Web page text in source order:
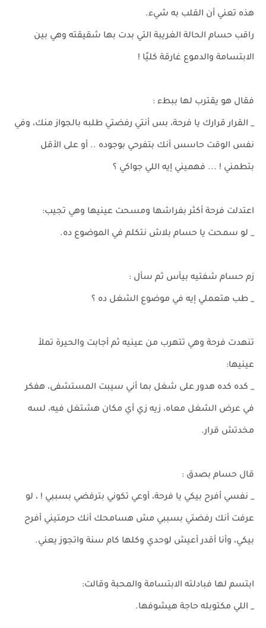
هذه تعني أن القلب به شيء.
راقب حسام الحالة الغريبة التي بدت بها شقيقته وهي بين
الابتسامة والدموع غارقة كليًا !
فقال هو يقترب لها ببطء :
_ القرار قرارك يا فرحة، بس أنتي رفضتي طلبه بالجواز منك، وفي
نفس الوقت حاسس أنك بتفرحي بوجوده .. أو على الأقل
بتطمني ! ... فهميني إيه اللي جواكي ؟
اعتدلت فرحة أكثر بفراشها ومسحت عينيها وهي تجيب:
_ لو سمحت يا حسام بلاش نتكلم في الموضوع ده.
زم حسام شفتيه بيأس ثم سأل :
_ طب هتعملي إيه في موضوع الشغل ده ؟
تنهدت فرحة وهي تتهرب من عينيه ثم أجابت والحيرة تملأ
عينيها:
_ كده كده هدور على شغل بما أني سيبت المستشفى، هفكر
في عرض الشغل معاه، زيه زي أي مكان هشتغل فيه، لسه
مخدتش قرار.
قال حسام بصدق :
_ نفسي أفرح بيكي يا فرحة، أوعي تكوني بترفضي بسببي ! ، لو
عرفت أنك رفضتي بسببي مش هسامحك أنك حرمتيني أفرح
بيكي، وأنا أقدر أعيش لوحدي وكلها كام سنة واتجوز يعني.
ابتسم لها فبادلته الابتسامة والمحبة وقالت:
_ اللي مكتوبله حاجة هيشوفها.